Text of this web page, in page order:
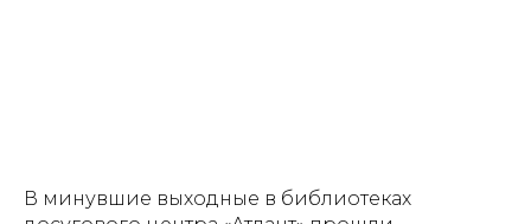
В минувшие выходные в библиотеках